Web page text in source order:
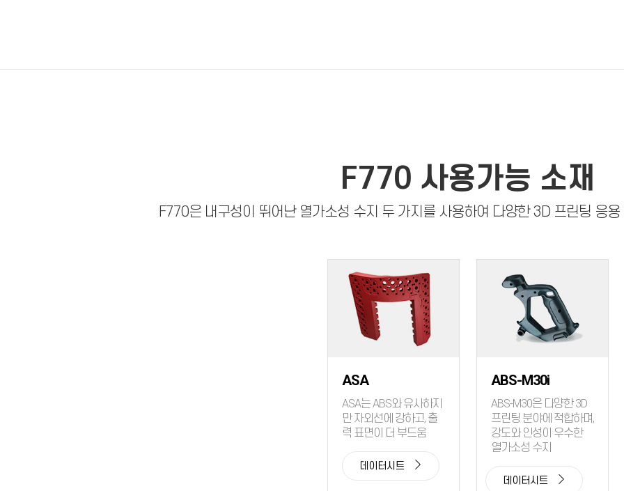
F770 사용가능 소재
F770은 내구성이 뛰어난 열가소성 수지 두 가지를 사용하여 다양한 3D 프린팅 응
ASA
ASA는 ABS와 유사하지
만 자외선에 강하고, 출
력 표면이 더 부드움
데이터시트
ABS-M30i
ABS-M30은 다양한 3D
프린팅 분야에 적합하며,
강도와 인성이 우수한
열가소성 수지
데이터시트